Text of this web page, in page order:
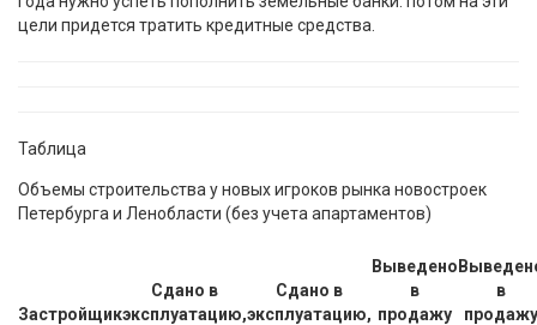
цели придется тратить кредитные средства.
Таблица
Объемы строительства у новых игроков рынка новостроек
Петербурга и Ленобласти (без учета апартаментов)
Застройщик
Сдано в
эксплуатацию,
Сдано в
эксплуатацию,
Выведено
в
продажу
в
продажу